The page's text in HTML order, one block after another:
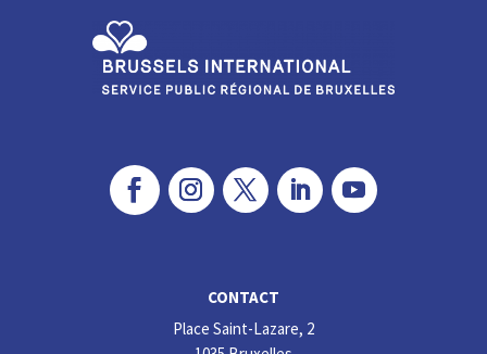
k
CONTACT
Place Saint-Lazare, 2